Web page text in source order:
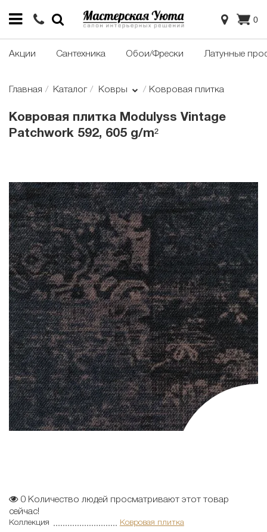
0
Акции Сантехника Обои/Фрески Латунные
Главная Каталог Ковры Ковровая плитка
Ковровая плитка Modulyss Vintage
Patchwork 592, 605 g/m²
0 Количество людей просматривают этот товар
сейчас!
Коллекция
Ковровая плитка